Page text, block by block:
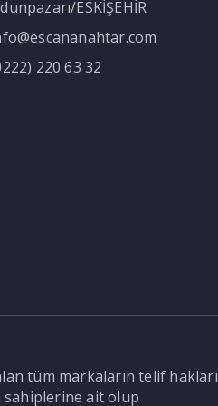
ESKİŞEHİR
220 63 32
tüm markaların telif hakları
sahiplerine ait olup